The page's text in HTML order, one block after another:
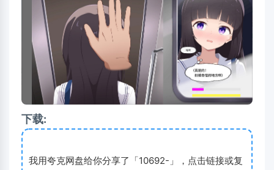
下载:
我用夸克网盘给你分享了「10692-」，点击链接或复